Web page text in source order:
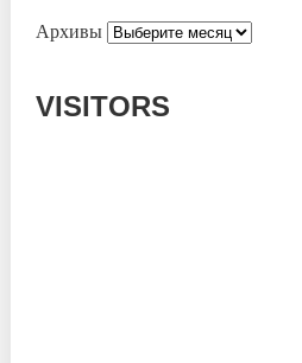
Архивы
VISITORS